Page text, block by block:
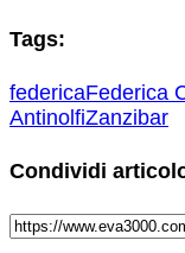
Tags:
federicaFederica
AntinolfiZanzibar
Condividi